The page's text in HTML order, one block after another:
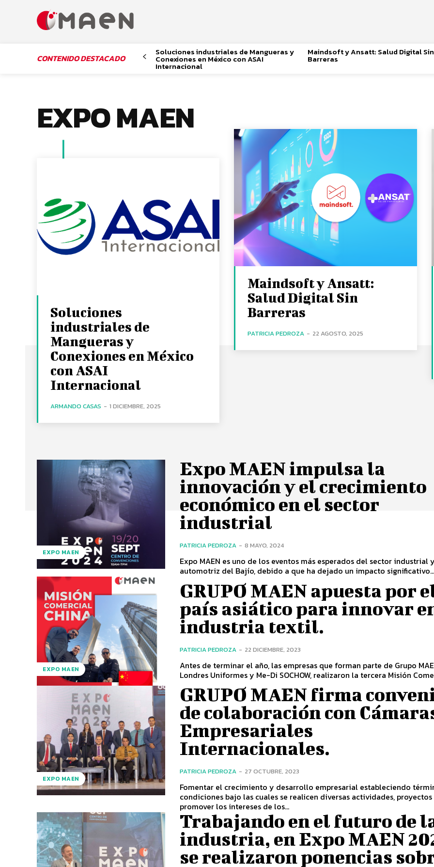
CONTENIDO DESTACADO
Soluciones industriales de Mangueras y
Conexiones en México con ASAI
Internacional
Maindsoft y Ansatt: Salud Digital Sin
Barreras
EXPO MAEN
Soluciones
industriales de
Mangueras y
Conexiones en México
con ASAI
Internacional
ARMANDO CASAS - 1 DICIEMBRE, 2025
Maindsoft y Ansatt:
Salud Digital Sin
Barreras
PATRICIA PEDROZA - 22 AGOSTO, 2025
EXPO MAEN
Expo MAEN impulsa la
innovación y el crecimiento
económico en el sector
industrial
PATRICIA PEDROZA - 8 MAYO, 2024
Expo MAEN es uno de los eventos más esperados del sector industrial y
automotriz del Bajío, debido a que ha dejado un impacto significativo...
EXPO MAEN
GRUPO MAEN apuesta por
país asiático para innovar
industria textil.
PATRICIA PEDROZA - 22 DICIEMBRE, 2023
Antes de terminar el año, las empresas que forman parte de Grupo
Londres Uniformes y Me-Di SOCHOW, realizaron la tercera Misión
EXPO MAEN
GRUPO MAEN firma
de colaboración con
Empresariales
Internacionales.
PATRICIA PEDROZA - 27 OCTUBRE, 2023
Fomentar el crecimiento y desarrollo empresarial estableciendo
condiciones bajo las cuales se realicen diversas actividades, proyectos
promover los intereses de los...
Trabajando en el futuro de
industria, en Expo MAEN
se realizaron ponencias